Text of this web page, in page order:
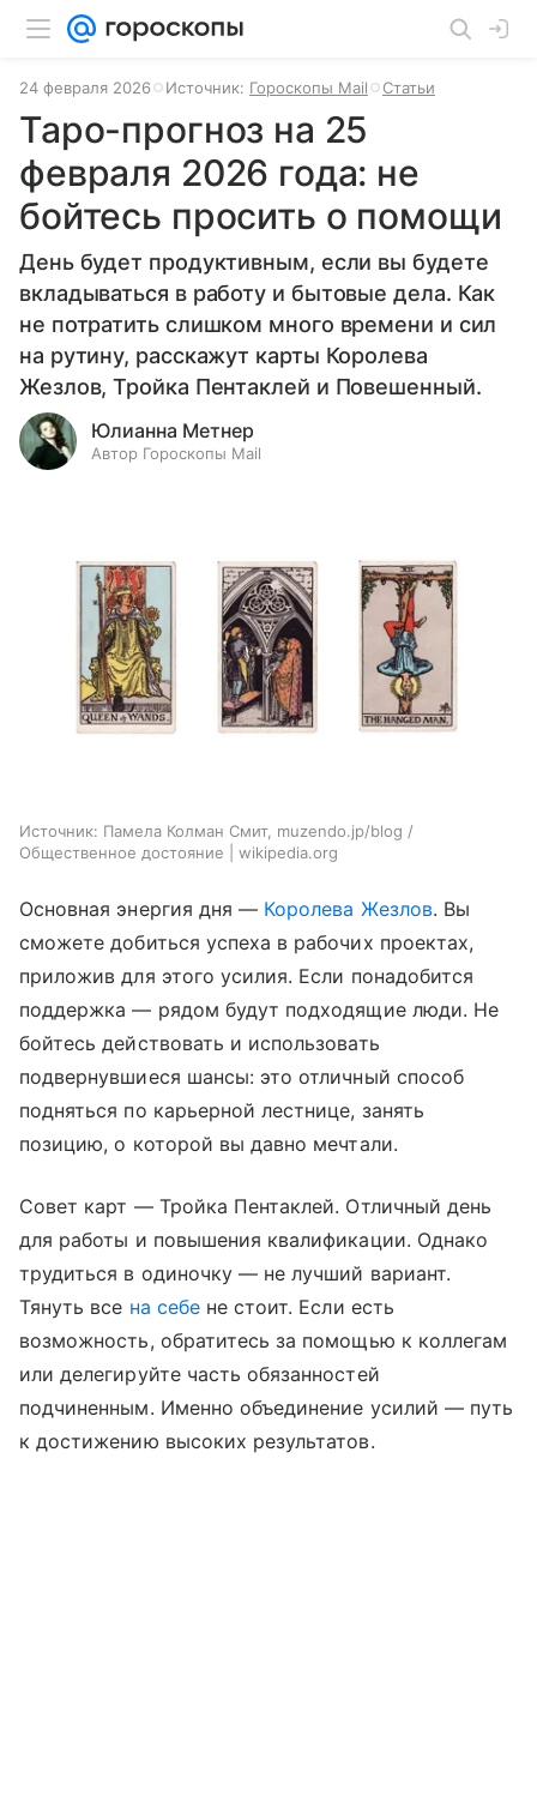
24 февраля 2026 Источник: Гороскопы Mail Статьи
Таро-прогноз на 25
февраля 2026 года: не
бойтесь просить о помощи
День будет продуктивным, если вы будете
вкладываться в работу и бытовые дела. Как
не потратить слишком много времени и сил
на рутину, расскажут карты Королева
Жезлов, Тройка Пентаклей и Повешенный.
Юлианна Метнер
Автор Гороскопы Mail
Источник: Памела Колман Смит, muzendo.jp/blog /
Общественное достояние | wikipedia.org
Основная энергия дня — Королева Жезлов. Вы
сможете добиться успеха в рабочих проектах,
приложив для этого усилия. Если понадобится
поддержка — рядом будут подходящие люди. Не
бойтесь действовать и использовать
подвернувшиеся шансы: это отличный способ
подняться по карьерной лестнице, занять
позицию, о которой вы давно мечтали.
Совет карт — Тройка Пентаклей. Отличный день
для работы и повышения квалификации. Однако
трудиться в одиночку — не лучший вариант.
Тянуть все на себене стоит. Если есть
возможность, обратитесь за помощью к коллегам
или делегируйте часть обязанностей
подчиненным. Именно объединение усилий — путь
к достижению высоких результатов.